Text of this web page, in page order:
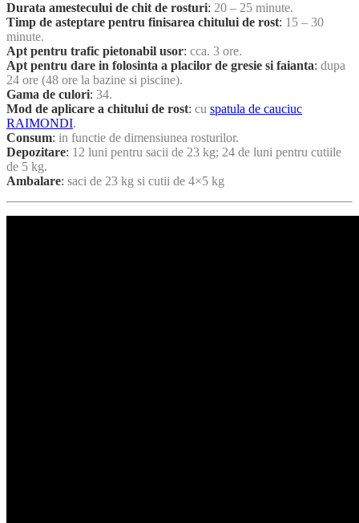
Durata amestecului de chit de rosturi: 20 – 25 minute.
Timp de asteptare pentru finisarea chitului de rost: 15 – 30
minute.
Apt pentru trafic pietonabil usor: cca. 3 ore.
Apt pentru dare in folosinta a placilor de gresie si faianta: dupa
24 ore (48 ore la bazine si piscine).
Gama de culori: 34.
Mod de aplicare a chitului de rost: cu spatula de cauciuc
RAIMONDI.
Consum: in functie de dimensiunea rosturilor.
Depozitare: 12 luni pentru sacii de 23 kg; 24 de luni pentru cutiile
de 5 kg.
Ambalare: saci de 23 kg si cutii de 4×5 kg